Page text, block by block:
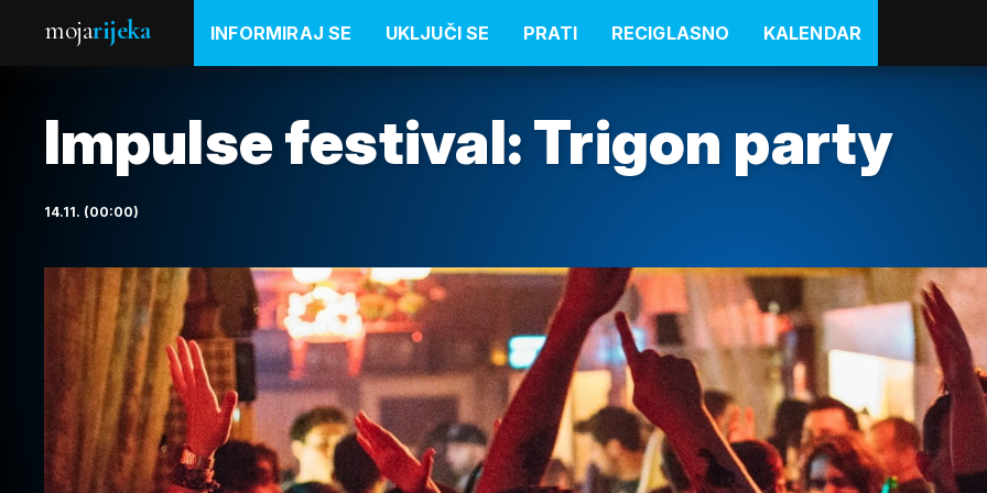
mojarijeka INFORMIRAJ SE UKLJUČI SE PRATI RECIGLASNO KALENDAR
Impulse festival: Trigon party
14.11. (00:00)